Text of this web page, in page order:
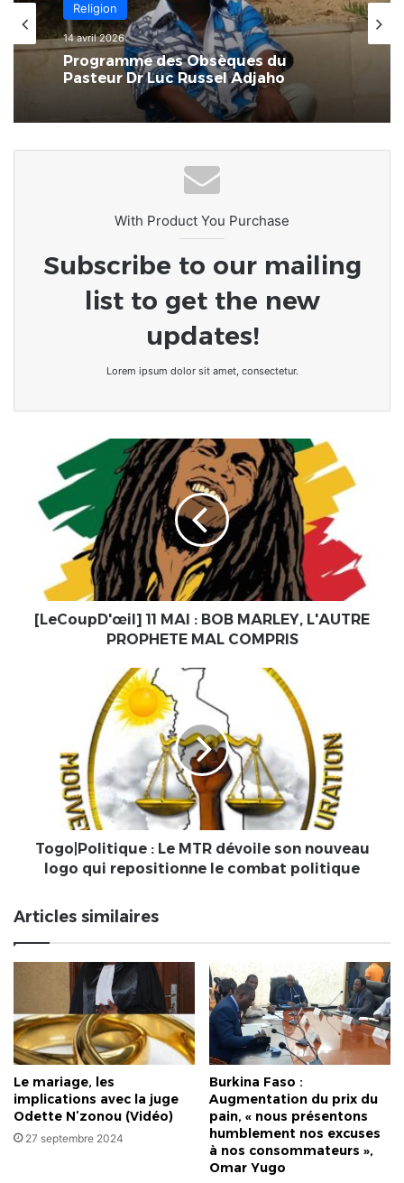
Religion
14 avril 2026
Programme des Obsèques du
Pasteur Dr Luc Russel Adjaho
With Product You Purchase
Subscribe to our mailing
list to get the new
updates!
Lorem ipsum dolor sit amet, consectetur.
PROPHETE
COMPRIS[LeCoupD'œil] 11 MAI : BOB MARLEY, L'AUTRE
PROPHETE MAL COMPRIS
repositionne
Togo|Politique : Le MTR dévoile son nouveau
logo qui repositionne le combat politique
Articles similaires
Le mariage, les
implications avec la juge
Odette N’zonou (Vidéo)
27 septembre 2024
Burkina Faso :
Augmentation du prix du
pain, « nous présentons
humblement nos excuses
à nos consommateurs »,
Omar Yugo